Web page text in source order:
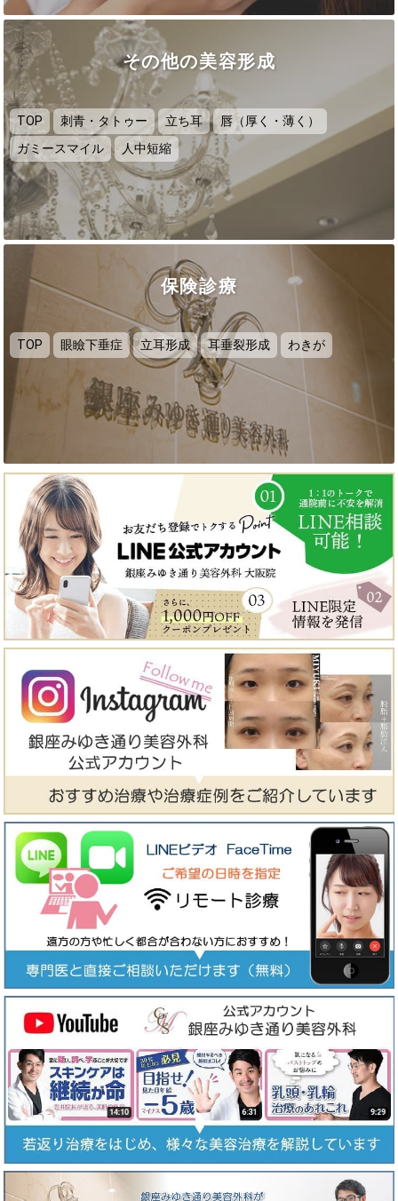
その他の美容形成
TOP 刺青・タトゥー 立ち耳
唇（厚く・薄く）
ガミースマイル
人中短縮
保険診療
TOP 眼瞼下垂症 立耳形成 耳垂裂形成 わきが